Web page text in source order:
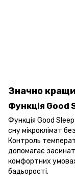
Значно
Функція Good
Функція Good
сну мікроклімат
Контроль
допомагає
комфортних
бадьорості.